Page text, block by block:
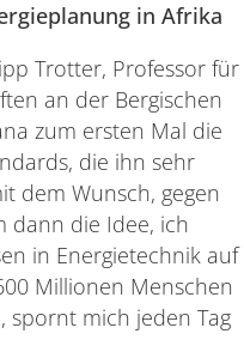
in Afrika
Trotter, Professor für
an der Bergischen
zum ersten Mal die
die ihn sehr
dem Wunsch, gegen
dann die Idee, ich
in Energietechnik auf
Millionen Menschen
spornt mich jeden Tag